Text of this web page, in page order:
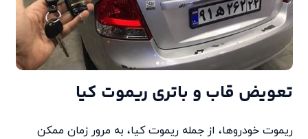
تعویض قاب و باتری ریموت کیا
ریموت خودروها، از جمله ریموت کیا، به مرور زمان ممکن